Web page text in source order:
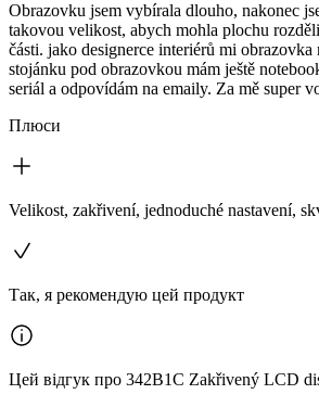
Obrazovku jsem vybírala dlouho, nakonec
takovou velikost, abych mohla plochu
části. jako designerce interiérů mi
stojánku pod obrazovkou mám ještě
seriál a odpovídám na emaily. Za mě super
Плюси
Velikost, zakřivení, jednoduché nastavení,
Так, я рекомендую цей продукт
Цей відгук про 342B1C Zakřivený LCD